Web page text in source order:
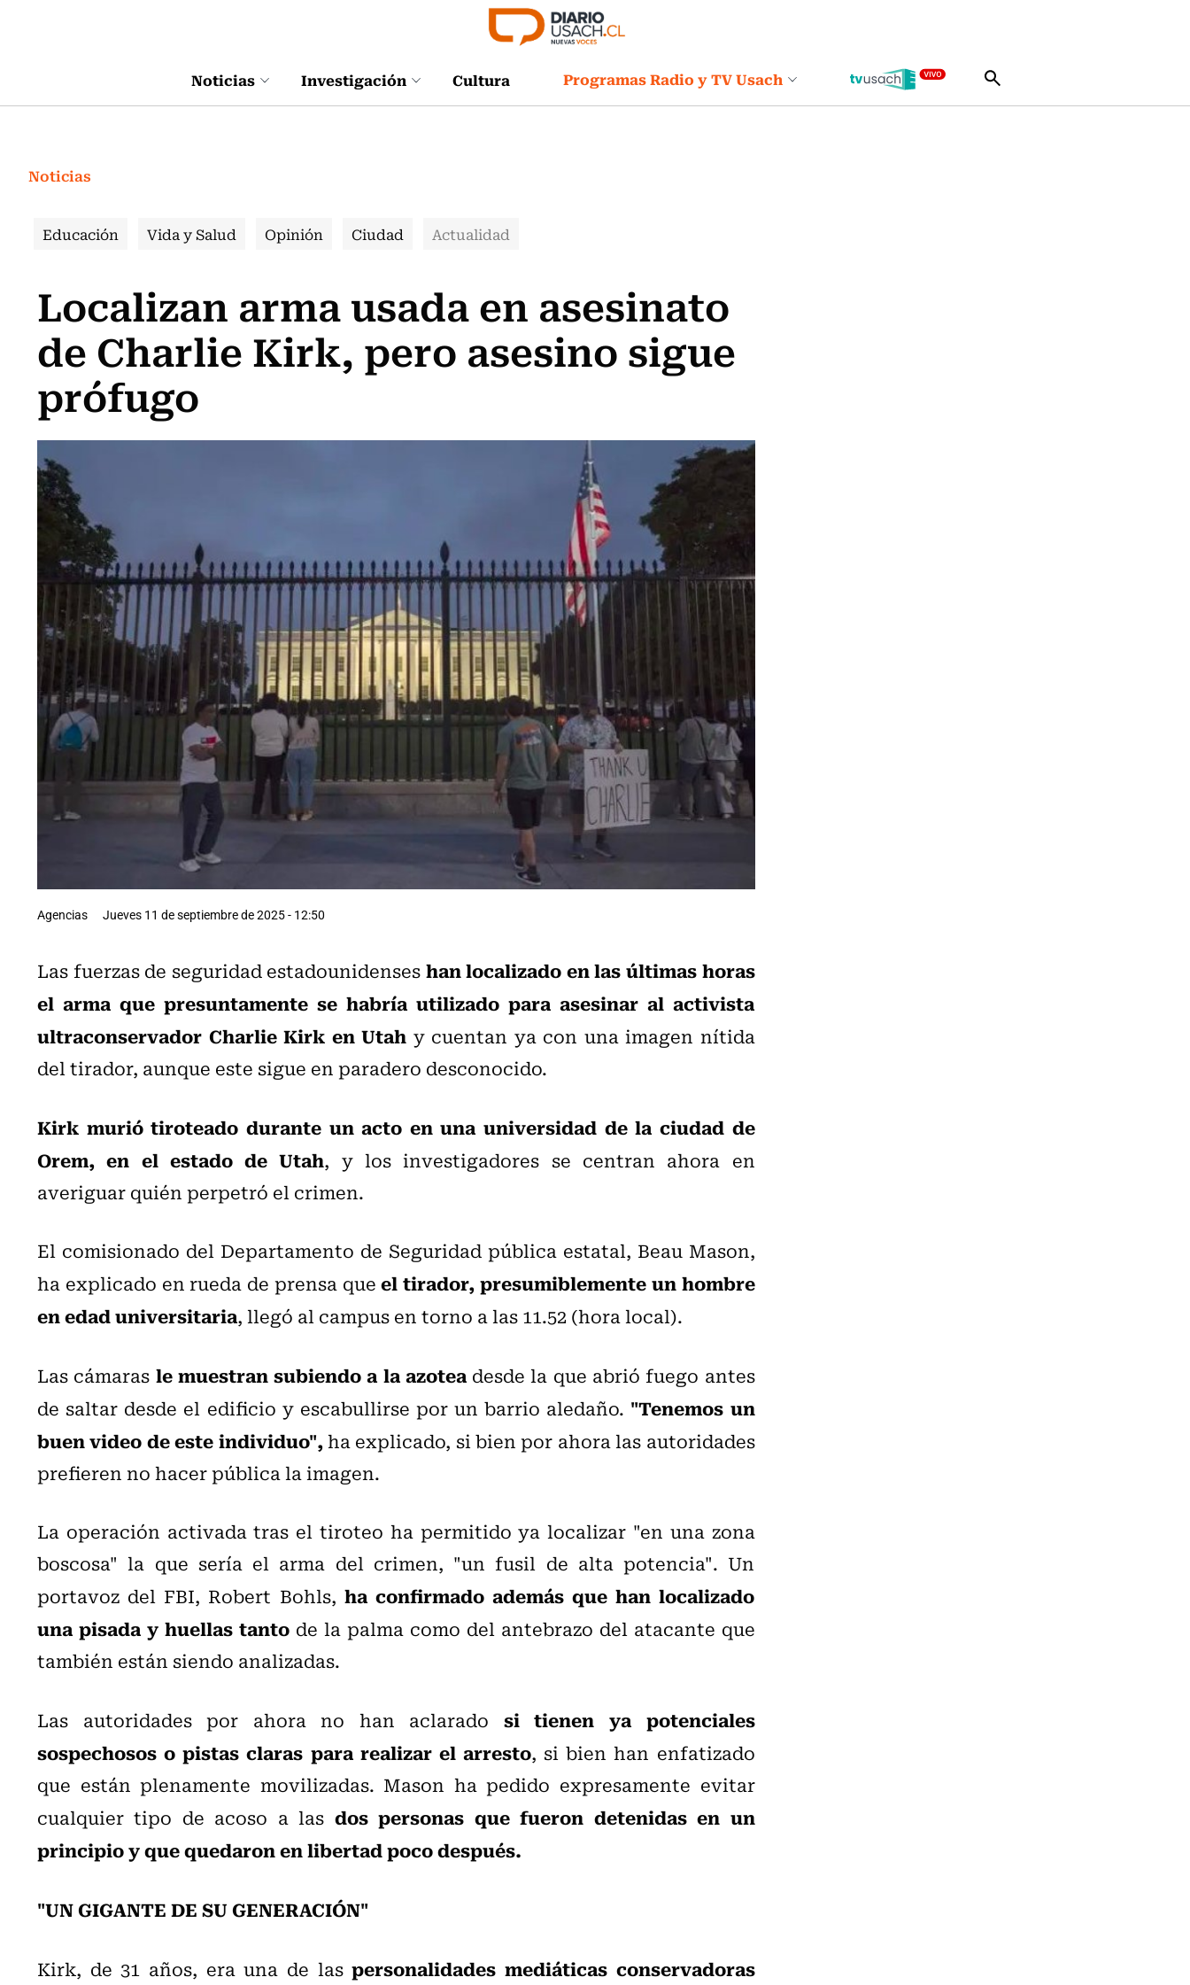
Noticias Investigación Cultura Programas Radio y TV Usach
Noticias
Educación Vida y Salud Opinión Ciudad Actualidad
Localizan arma usada en asesinato
de Charlie Kirk, pero asesino sigue
prófugo
Agencias Jueves 11 de septiembre de 2025 - 12:50
Las fuerzas de seguridad estadounidenseshan localizado en las últimas horas
el arma que presuntamente se habría utilizado para asesinar al activista
ultraconservador Charlie Kirk en Utah y cuentan ya con una imagen nítida
del tirador, aunque este sigue en paradero desconocido.
Kirk murió tiroteado durante un acto en una universidad de la ciudad de
Orem, en el estado de Utah, y los investigadores se centran ahora en
averiguar quién perpetró el crimen.
El comisionado del Departamento de Seguridad pública estatal, Beau Mason,
ha explicado en rueda de prensa queel tirador, presumiblemente un hombre
en edad universitaria, llegó al campus en torno a las 11.52 (hora local).
Las cámaras le muestran subiendo a la azoteadesde la que abrió fuego antes
de saltar desde el edificio y escabullirse por un barrio aledaño. "Tenemos un
buen video de este individuo",ha explicado, si bien por ahora las autoridades
prefieren no hacer pública la imagen.
La operación activada tras el tiroteo ha permitido ya localizar "en una zona
boscosa" la que sería el arma del crimen, "un fusil de alta potencia". Un
portavoz del FBI, Robert Bohls, ha confirmado además que han localizado
una pisada y huellas tantode la palma como del antebrazo del atacante que
también están siendo analizadas.
Las autoridades por ahora no han aclarado si tienen ya potenciales
sospechosos o pistas claras para realizar el arresto, si bien han enfatizado
que están plenamente movilizadas. Mason ha pedido expresamente evitar
cualquier tipo de acoso a las dos personas que fueron detenidas en un
principio y que quedaron en libertad poco después.
"UN GIGANTE DE SU GENERACIÓN"
Kirk, de 31 años, era una de laspersonalidades mediáticas conservadoras